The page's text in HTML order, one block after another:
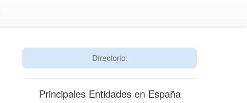
Directorio:
Principales Entidades en España